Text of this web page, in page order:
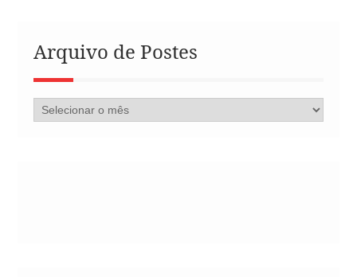
Arquivo de Postes
Arquivo
de